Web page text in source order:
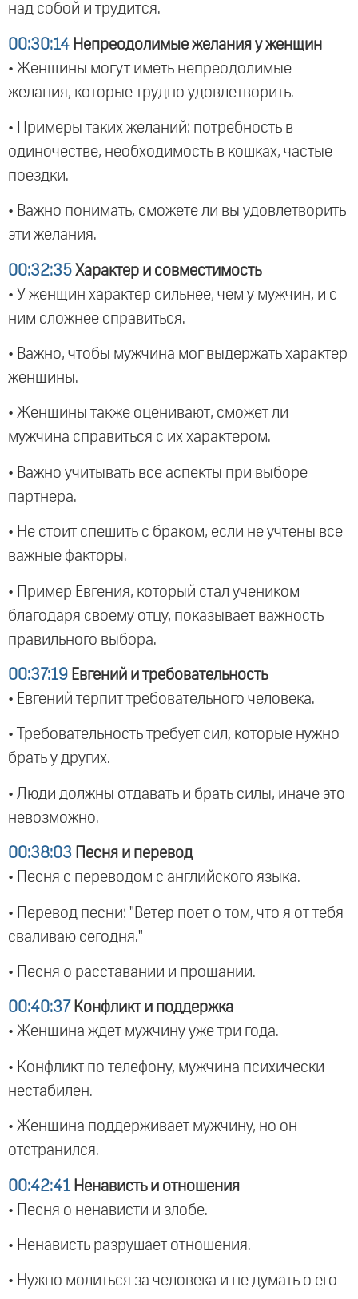
над собой и трудится.
00:30:14 Непреодолимые желания у женщин
• Женщины могут иметь непреодолимые
желания, которые трудно удовлетворить.
• Примеры таких желаний: потребность в
одиночестве, необходимость в кошках, частые
поездки.
• Важно понимать, сможете ли вы удовлетворить
эти желания.
00:32:35 Характер и совместимость
• У женщин характер сильнее, чем у мужчин, и с
ним сложнее справиться.
• Важно, чтобы мужчина мог выдержать характер
женщины.
• Женщины также оценивают, сможет ли
мужчина справиться с их характером.
• Важно учитывать все аспекты при выборе
партнера.
• Не стоит спешить с браком, если не учтены все
важные факторы.
• Пример Евгения, который стал учеником
благодаря своему отцу, показывает важность
правильного выбора.
00:37:19 Евгений и требовательность
• Евгений терпит требовательного человека.
• Требовательность требует сил, которые нужно
брать у других.
• Люди должны отдавать и брать силы, иначе это
невозможно.
00:38:03 Песня и перевод
• Песня с переводом с английского языка.
• Перевод песни: "Ветер поет о том, что я от тебя
сваливаю сегодня."
• Песня о расставании и прощании.
00:40:37 Конфликт и поддержка
• Женщина ждет мужчину уже три года.
• Конфликт по телефону, мужчина психически
нестабилен.
• Женщина поддерживает мужчину, но он
отстранился.
00:42:41 Ненависть и отношения
• Песня о ненависти и злобе.
• Ненависть разрушает отношения.
• Нужно молиться за человека и не думать о его